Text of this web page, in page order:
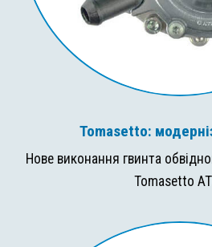
Tomasetto:
Нове виконання гвинта
Tomasetto